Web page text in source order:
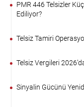
PMR 446 Telsizler
Ediliyor?
Telsiz Tamiri
Telsiz Vergileri
Sinyalin Gücünü